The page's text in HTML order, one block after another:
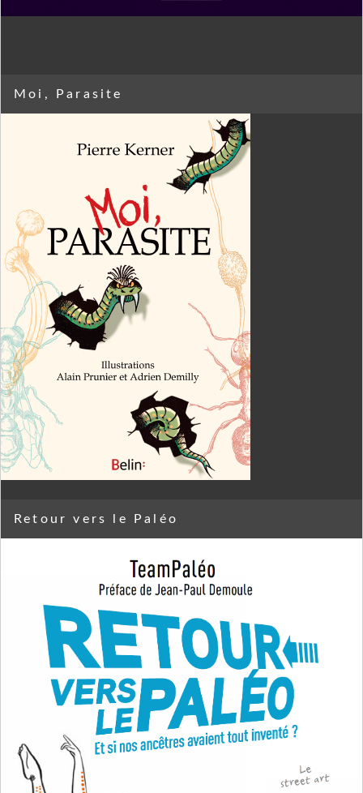
Moi, Parasite
Retour vers le Paléo